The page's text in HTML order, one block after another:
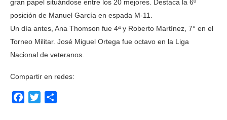
gran papel situándose entre los 20 mejores. Destaca la 6º
posición de Manuel García en espada M-11.
Un día antes, Ana Thomson fue 4ª y Roberto Martínez, 7° en el
Torneo Militar. José Miguel Ortega fue octavo en la Liga
Nacional de veteranos.
Compartir en redes:
Facebook
Twitter